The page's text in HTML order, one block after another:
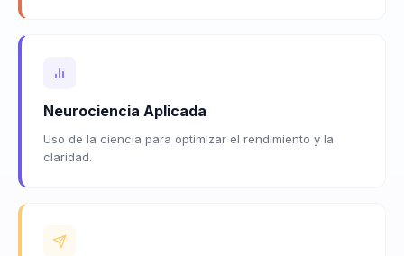
Neurociencia Aplicada
Uso de la ciencia para optimizar el rendimiento y la
claridad.